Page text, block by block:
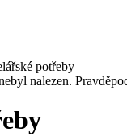
potřeby
nalezen.